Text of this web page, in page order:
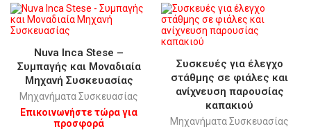
Nuva Inca Stese –
Συμπαγής και Μοναδιαία
Μηχανή Συσκευασίας
Μηχανήματα Συσκευασίας
Επικοινωνήστε τώρα για
προσφορά
Συσκευές για έλεγχο
στάθμης σε φιάλες και
ανίχνευση παρουσίας
καπακιού
Μηχανήματα Συσκευασίας